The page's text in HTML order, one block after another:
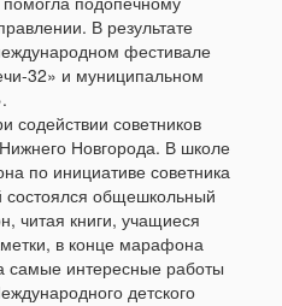
В результате
фестивале
32» и муниципальном
содействии советников
Новгорода. В школе
по инициативе советника
общешкольный
читая книги, учащиеся
в конце марафона
самые интересные работы
детского